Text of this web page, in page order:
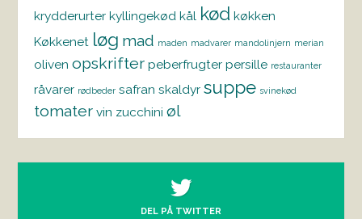
krydderurter kyllingekød kål kød køkken
Køkkenet løg mad maden madvarer mandolinjern merian
oliven opskrifter peberfrugter persille restauranter
råvarer rødbeder safran skaldyr suppe svinekød
tomater vin zucchini øl
DEL PÅ TWITTER